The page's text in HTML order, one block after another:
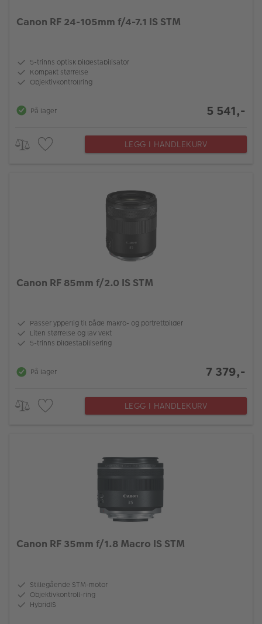
Canon RF 24-105mm f/4-7.1 IS STM
5-trinns optisk bildestabilisator
Kompakt størrelse
Objektivkontrollring
På lager 5 541,-
LEGG I HANDLEKURV
Canon RF 85mm f/2.0 IS STM
Passer ypperlig til både makro- og portrettbilder
Liten størrelse og lav vekt
5-trinns bildestabilisering
På lager 7 379,-
LEGG I HANDLEKURV
Canon RF 35mm f/1.8 Macro IS STM
Stillegående STM-motor
Objektivkontroll-ring
HybridIS